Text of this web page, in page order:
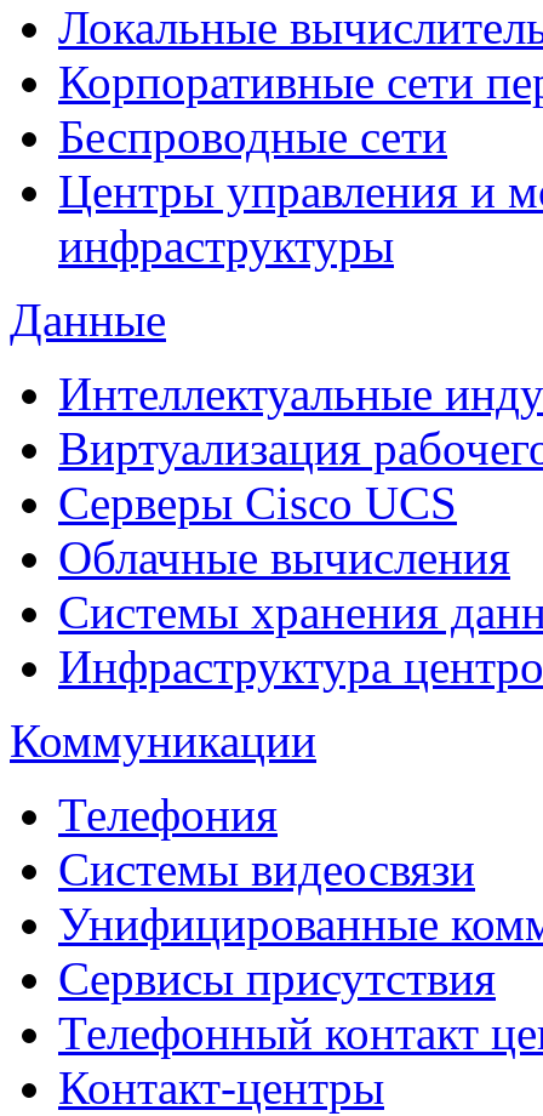
Локальные
Корпоративные сети
Беспроводные сети
Центры управления и
инфраструктуры
Данные
Интеллектуальные
Виртуализация
Cерверы Cisco UCS
Облачные вычисления
Системы хранения
Инфраструктура
Коммуникации
Телефония
Системы видеосвязи
Унифицированные
Сервисы присутствия
Телефонный контакт
Контакт-центры